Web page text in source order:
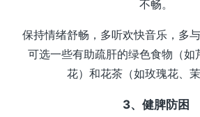
不畅。
保持情绪舒畅，多听欢快音乐，多
可选一些有助疏肝的绿色食物（如
花）和花茶（如玫瑰花、茉
3、健脾防困